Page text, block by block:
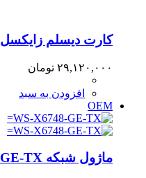
کارت دیسلم زایکسل SLC 1348G
۲۹,۱۲۰,۰۰۰ تومان
افزودن به سبد
OEM
ماژول شبکه WS-X6748-GE-TX